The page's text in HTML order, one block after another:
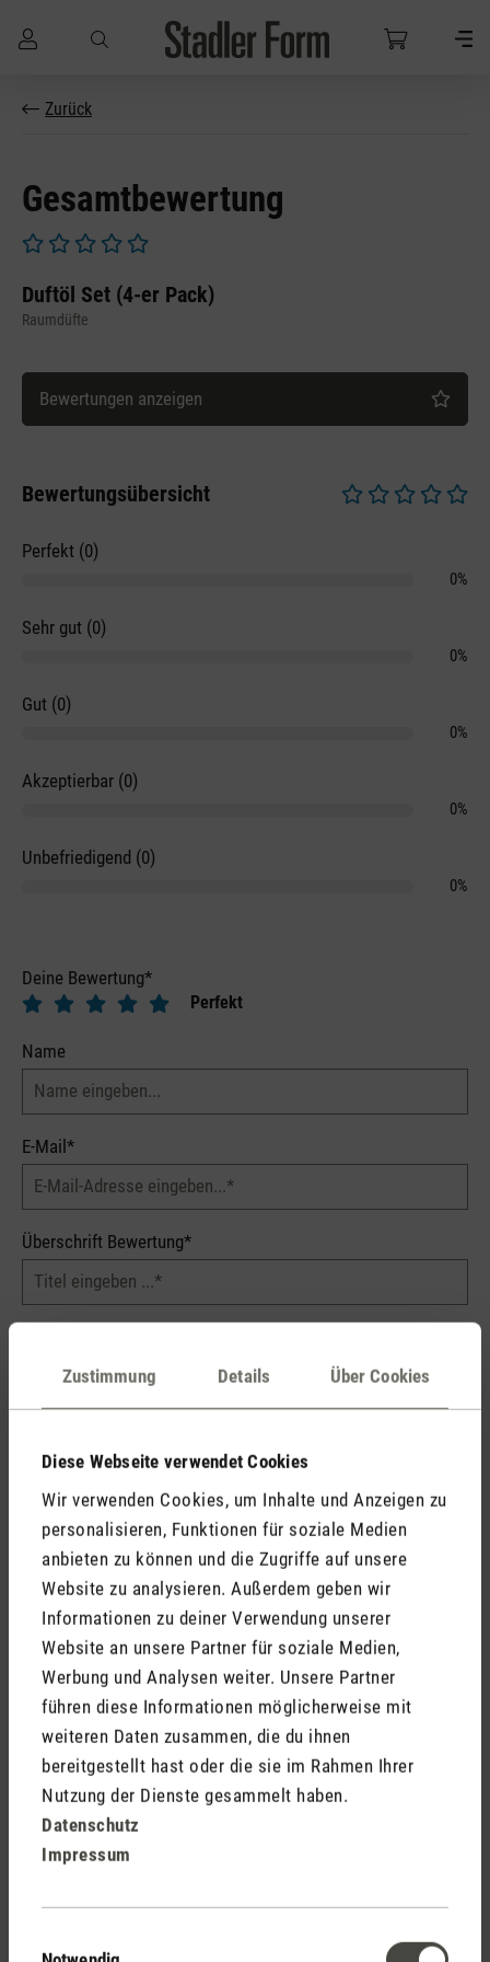
Zustimmung Details Über Cookies
Diese Webseite verwendet Cookies
Wir verwenden Cookies, um Inhalte und Anzeigen zu
personalisieren, Funktionen für soziale Medien
anbieten zu können und die Zugriffe auf unsere
Website zu analysieren. Außerdem geben wir
Informationen zu deiner Verwendung unserer
Website an unsere Partner für soziale Medien,
Werbung und Analysen weiter. Unsere Partner
führen diese Informationen möglicherweise mit
weiteren Daten zusammen, die du ihnen
bereitgestellt hast oder die sie im Rahmen Ihrer
Nutzung der Dienste gesammelt haben.
Datenschutz
Impressum
Zum Hauptinhalt springen
Zurück
Gesamtbewertung
Duftöl Set (4-er Pack)
Raumdüfte
Bewertungen anzeigen
Bewertungsübersicht
Perfekt (0)
0%
Sehr gut (0)
0%
Gut (0)
0%
Akzeptierbar (0)
0%
Unbefriedigend (0)
0%
Deine Bewertung*
Perfekt
Name
E-Mail*
Überschrift Bewertung*
Meinen Namen nicht öffentlich anzeigen (Deine E-Mail
wird nie öffentlich angezeigt).
Die mit einem Stern (*) markierten Felder sind Pflichtfelder.